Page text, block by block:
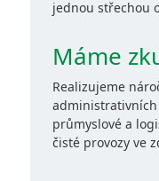
jednou střechou
Máme
Realizujeme
průmyslové a
čisté provozy ve